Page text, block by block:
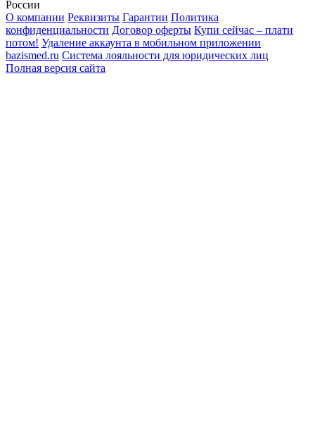
России
О компании Реквизиты Гарантии Политика
конфиденциальности Договор оферты Купи сейчас – плати
потом! Удаление аккаунта в мобильном приложении
bazismed.ru Система лояльности для юридических лиц
Полная версия сайта